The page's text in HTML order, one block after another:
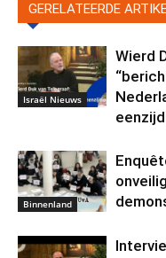
GERELATEERDE
Israël Nieuws
Wierd
Binnenland